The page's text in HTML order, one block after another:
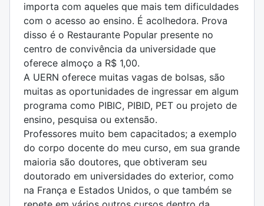
importa com aqueles que mais tem dificuldades
com o acesso ao ensino. É acolhedora. Prova
disso é o Restaurante Popular presente no
centro de convivência da universidade que
oferece almoço a R$ 1,00.
A UERN oferece muitas vagas de bolsas, são
muitas as oportunidades de ingressar em algum
programa como PIBIC, PIBID, PET ou projeto de
ensino, pesquisa ou extensão.
Professores muito bem capacitados; a exemplo
do corpo docente do meu curso, em sua grande
maioria são doutores, que obtiveram seu
doutorado em universidades do exterior, como
na França e Estados Unidos, o que também se